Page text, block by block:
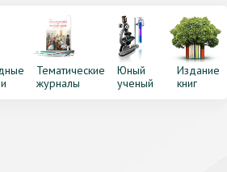
Тематические
журналы
Юный
ученый
Издание
книг